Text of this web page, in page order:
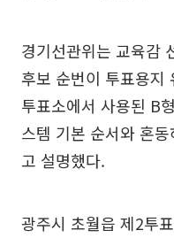
경기선관위는 교육감
후보 순번이 투표용지
투표소에서 사용된 B
스템 기본 순서와 혼
고 설명했다.
광주시 초월읍 제2투